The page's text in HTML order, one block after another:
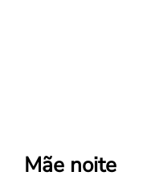
Mãe noite